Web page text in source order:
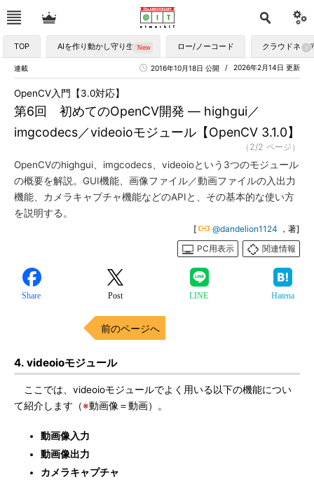
TOP AIを作り動かし守り生かす ロー/ノーコード クラウドネイ
連載 2026年2月14日 更新
2016年10月18日 公開
第6回 初めてのOpenCV開発 ― highgui／
imgcodecs／videoioモジュール【OpenCV 3.1.0】
OpenCV入門【3.0対応】
（2/2 ページ）
OpenCVのhighgui、imgcodecs、videoioという3つのモジュール
の概要を解説。GUI機能、画像ファイル／動画ファイルの入出力
機能、カメラキャプチャ機能などのAPIと、その基本的な使い方
を説明する。
[ @dandelion1124 ，著]
PC用表示
関連情報
Share Post LINE Hatena
前のページへ
4. videoioモジュール
ここでは、videoioモジュールでよく用いる以下の機能につい
て紹介します（※動画像＝動画）。
動画像入力
動画像出力
カメラキャプチャ